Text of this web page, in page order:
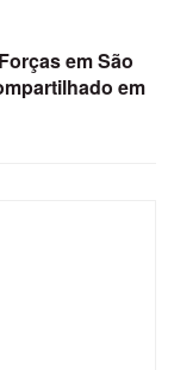
em São
em